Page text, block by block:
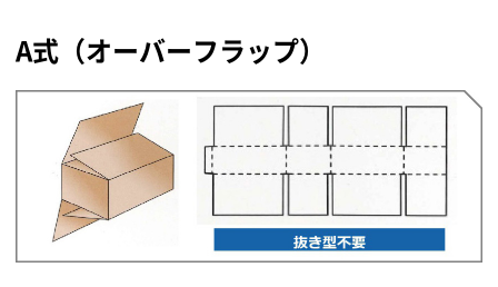
A式（オーバーフラップ）